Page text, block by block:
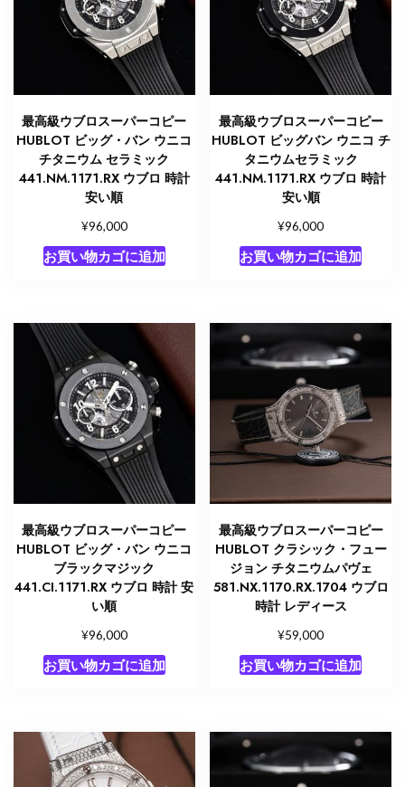
最高級ウブロスーパーコピー
HUBLOT ビッグ・バン ウニコ
チタニウム セラミック
441.NM.1171.RX ウブロ 時計
安い順
¥96,000
お買い物カゴに追加
最高級ウブロスーパーコピー
HUBLOT ビッグバン ウニコ チ
タニウムセラミック
441.NM.1171.RX ウブロ 時計
安い順
¥96,000
お買い物カゴに追加
最高級ウブロスーパーコピー
HUBLOT ビッグ・バン ウニコ
ブラックマジック
441.CI.1171.RX ウブロ 時計 安
い順
¥96,000
お買い物カゴに追加
最高級ウブロスーパーコピー
HUBLOT クラシック・フュー
ジョン チタニウムパヴェ
581.NX.1170.RX.1704 ウブロ
時計 レディース
¥59,000
お買い物カゴに追加